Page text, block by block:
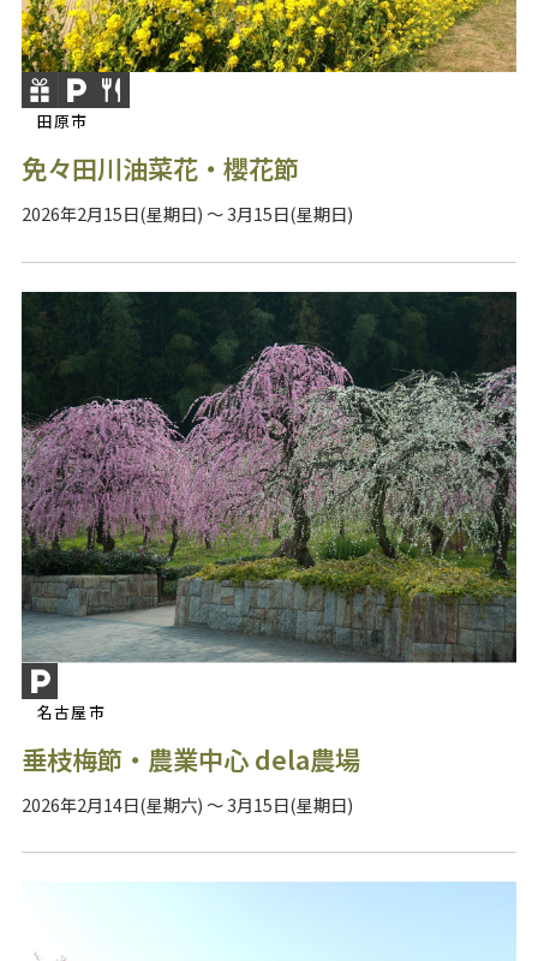
田原市
免々田川油菜花・櫻花節
2026年2月15日(星期日) ～ 3月15日(星期日)
名古屋市
垂枝梅節・農業中心 dela農場
2026年2月14日(星期六) ～ 3月15日(星期日)